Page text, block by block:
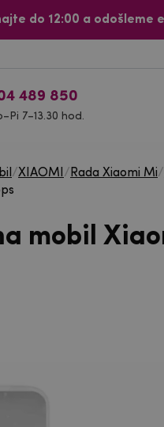
do 12:00 a odošleme
489 850
7–13.30 hod.
/XIAOMI / Rada Xiaomi Mi/
mobil